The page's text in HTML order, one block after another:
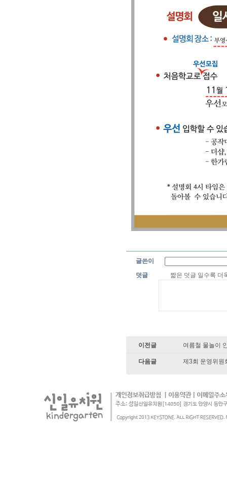
글쓴이
덧글
짧은 덧글 일수록
이전글 여름철 물놀이
다음글 제3회 운영위원